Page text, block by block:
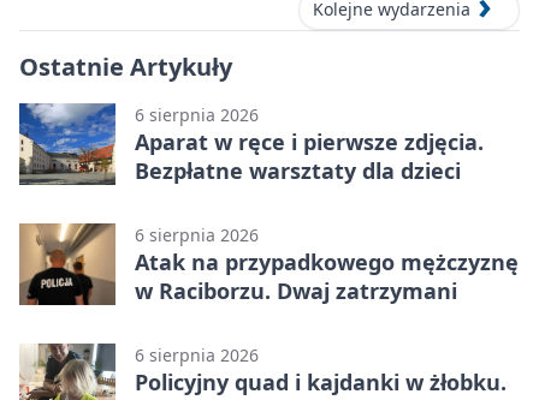
Kolejne wydarzenia
Ostatnie Artykuły
6 sierpnia 2026
Aparat w ręce i pierwsze zdjęcia.
Bezpłatne warsztaty dla dzieci
6 sierpnia 2026
Atak na przypadkowego mężczyznę
w Raciborzu. Dwaj zatrzymani
6 sierpnia 2026
Policyjny quad i kajdanki w żłobku.